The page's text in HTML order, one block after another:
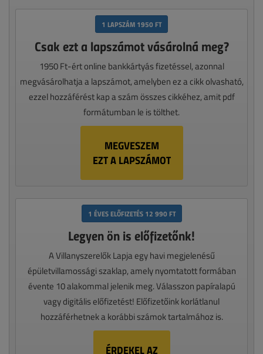
1 LAPSZÁM 1950 FT
Csak ezt a lapszámot vásárolná meg?
1950 Ft-ért online bankkártyás fizetéssel, azonnal
megvásárolhatja a lapszámot, amelyben ez a cikk olvasható,
ezzel hozzáférést kap a szám összes cikkéhez, amit pdf
formátumban le is tölthet.
MEGVESZEM
EZT A LAPSZÁMOT
1 ÉVES ELŐFIZETÉS 12 990 FT
Legyen ön is előfizetőnk!
A Villanyszerelők Lapja egy havi megjelenésű
épületvillamossági szaklap, amely nyomtatott formában
évente 10 alakommal jelenik meg. Válasszon papíralapú
vagy digitális előfizetést! Előfizetőink korlátlanul
hozzáférhetnek a korábbi számok tartalmához is.
ÉRDEKEL AZ